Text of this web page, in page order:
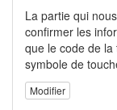
La partie qui
confirmer les
que le code de
symbole de
Modifier